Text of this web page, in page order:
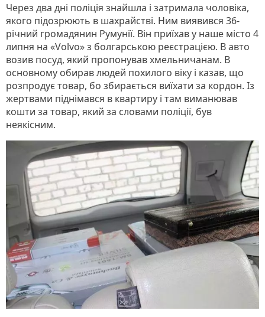
Через два дні поліція знайшла і затримала чоловіка,
якого підозрюють в шахрайстві. Ним виявився 36-
річний громадянин Румунії. Він приїхав у наше місто 4
липня на «Volvo» з болгарською реєстрацією. В авто
возив посуд, який пропонував хмельничанам. В
основному обирав людей похилого віку і казав, що
розпродує товар, бо збирається виїхати за кордон. Із
жертвами піднімався в квартиру і там виманював
кошти за товар, який за словами поліції, був
неякісним.